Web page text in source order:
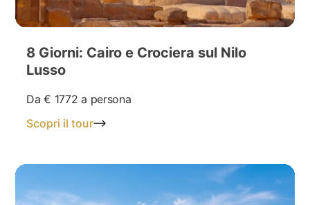
8 Giorni: Cairo e Crociera sul Nilo
Lusso
Da€ 1772 a persona
Scopri il tour